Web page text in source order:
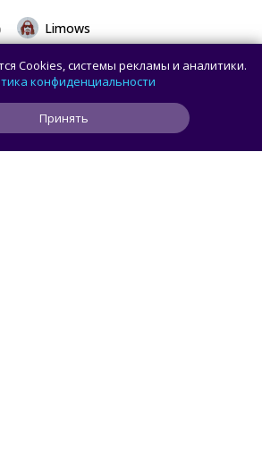
Limows
готовьте кошельки: Taito
трансляцию
библиотеки аркадной Egret
Cookies, системы рекламы и аналитики.
конфиденциальности
Принять